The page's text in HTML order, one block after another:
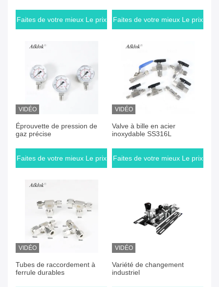
Faites de votre mieux Le prix Faites de votre mieux Le prix
VIDÉO
Éprouvette de pression de
gaz précise
Faites de votre mieux Le prix
VIDÉO
Valve à bille en acier
inoxydable SS316L
Faites de votre mieux Le prix
VIDÉO
Tubes de raccordement à
ferrule durables
VIDÉO
Variété de changement
industriel